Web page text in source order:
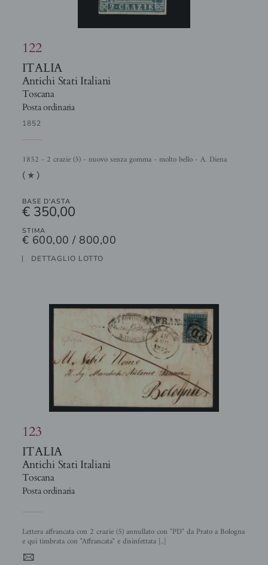
122
ITALIA
Antichi Stati Italiani
Toscana
Posta ordinaria
1852
1852 - 2 crazie (5) - nuovo senza gomma - molto bello - A. Diena
(1)
BASE D'ASTA
€ 350,00
STIMA
€ 600,00 / 800,00
DETTAGLIO LOTTO
123
ITALIA
Antichi Stati Italiani
Toscana
Posta ordinaria
Lettera affrancata con 2 crazie (5) annullato con "PD" da Prato a Bologna
e qui timbrata con "Affrancata" e disinfettata [..]
4